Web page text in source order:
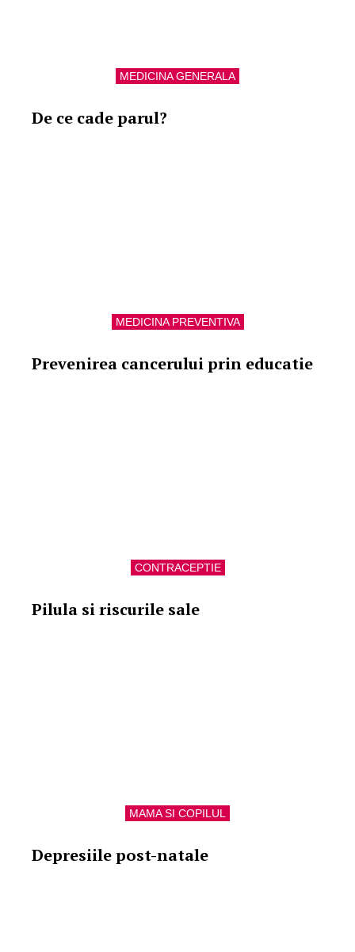
MEDICINA GENERALA
De ce cade parul?
MEDICINA PREVENTIVA
Prevenirea cancerului prin educatie
CONTRACEPTIE
Pilula si riscurile sale
MAMA SI COPILUL
Depresiile post-natale